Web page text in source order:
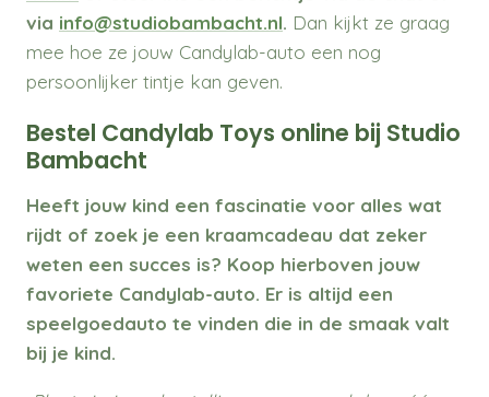
via info@studiobambacht.nl. Dan kijkt ze graag
mee hoe ze jouw Candylab-auto een nog
persoonlijker tintje kan geven.
Bestel Candylab Toys online bij Studio
Bambacht
Heeft jouw kind een fascinatie voor alles wat
rijdt of zoek je een kraamcadeau dat zeker
weten een succes is? Koop hierboven jouw
favoriete Candylab-auto. Er is altijd een
speelgoedauto te vinden die in de smaak valt
bij je kind.